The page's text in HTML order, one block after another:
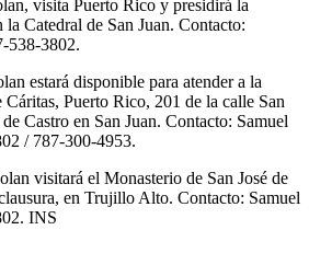
visita Puerto Rico y presidirá la
la Catedral de San Juan. Contacto:
538-3802.
estará disponible para atender a la
Puerto Rico, 201 de la calle San
Castro en San Juan. Contacto: Samuel
/ 787-300-4953.
visitará el Monasterio de San José de
en Trujillo Alto. Contacto: Samuel
INS